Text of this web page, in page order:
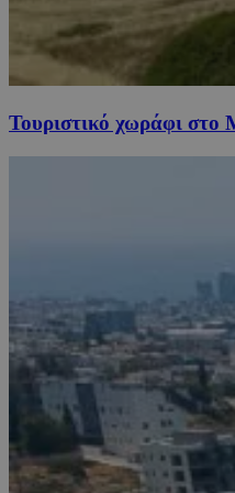
Τουριστικό χωράφι στο